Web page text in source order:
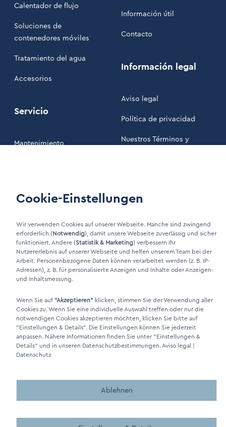
Calentador de flujo
Soluciones de
contenedores móviles
Tratamiento del agua
Accesorios
Servicio
Mantenimiento
Información útil
Contacto
Información legal
Aviso legal
Política de privacidad
Nuestros Términos y
LinkIn Link
Xing Link
DINO Dampferzeuger GmbH - Generadores de vapor eléctricos
"Made in Germany" 2026
Made by BergMedia - Magento2 Design und Entwicklung aus
Cookie-Einstellungen
Wir verwenden Cookies auf unserer Webseite. Manche sind zwingend
erforderlich (Notwendig), damit unsere Webseite zuverlässig und sicher
funktioniert. Andere (Statistik & Marketing) verbessern Ihr
Nutzererlebnis auf unserer Webseite und helfen unserem Team bei der
Arbeit. Personenbezogene Daten können verarbeitet werden (z. B. IP-
Adressen), z. B. für personalisierte Anzeigen und Inhalte oder Anzeigen-
und Inhaltsmessung.
Wenn Sie auf "Akzeptieren" klicken, stimmen Sie der Verwendung aller
Cookies zu. Wenn Sie eine individuelle Auswahl treffen oder nur die
notwendigen Cookies akzeptieren möchten, klicken Sie bitte auf
"Einstellungen & Details". Die Einstellungen können Sie jederzeit
anpassen. Nähere Informationen finden Sie unter "Einstellungen &
Details" und in unseren Datenschutzbestimmungen.Aviso legal |
Datenschutz
Ablehnen